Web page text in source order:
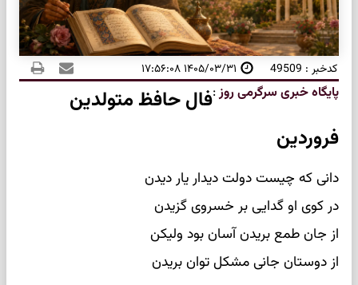
کدخبر : 49509 ۱۴۰۵/۰۳/۳۱ ۱۷:۵۶:۰۸
پایگاه خبری سرگرمی روز:فال حافظ متولدین
فروردین
دانی که چیست دولت دیدار یار دیدن
در کوی او گدایی بر خسروی گزیدن
از جان طمع بریدن آسان بود ولیکن
از دوستان جانی مشکل توان بریدن